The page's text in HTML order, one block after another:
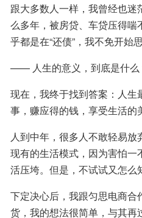
跟大多数人一样，我曾经也
么多年，被房贷、车贷压得喘
乎都是在“还债”，我不免开始
—— 人生的意义，到底是什么
现在，我终于找到答案：人生
事，赚应得的钱，享受生活的
人到中年，很多人不敢轻易
现有的生活模式，因为害怕一
活压垮。但是，不试试又怎么
下定决心后，我跟匀思电商合
货，我的想法很简单，与其再